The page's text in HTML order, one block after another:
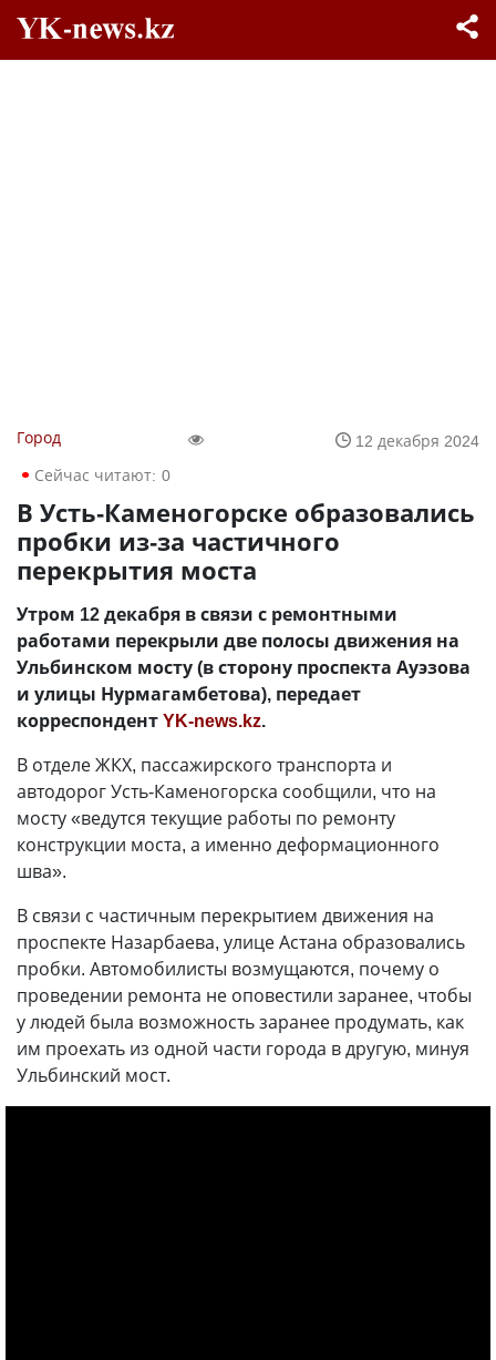
Город
12 декабря 2024
Сейчас читают: 0
В Усть-Каменогорске образовались
пробки из-за частичного
перекрытия моста
Утром 12 декабря в связи с ремонтными
работами перекрыли две полосы движения на
Ульбинском мосту (в сторону проспекта Ауэзова
и улицы Нурмагамбетова), передает
корреспондентYK-news.kz.
В отделе ЖКХ, пассажирского транспорта и
автодорог Усть-Каменогорска сообщили, что на
мосту «ведутся текущие работы по ремонту
конструкции моста, а именно деформационного
шва».
В связи с частичным перекрытием движения на
проспекте Назарбаева, улице Астана образовались
пробки. Автомобилисты возмущаются, почему о
проведении ремонта не оповестили заранее, чтобы
у людей была возможность заранее продумать, как
им проехать из одной части города в другую, минуя
Ульбинский мост.